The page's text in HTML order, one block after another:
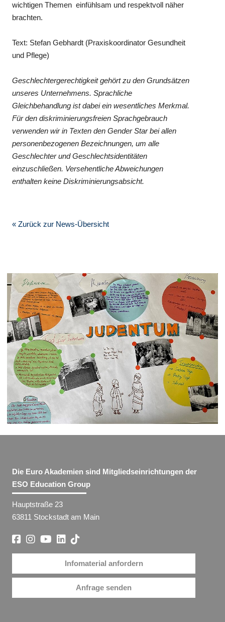
wichtigen Themen einfühlsam und respektvoll näher
brachten.
Text: Stefan Gebhardt (Praxiskoordinator Gesundheit
und Pflege)
Geschlechtergerechtigkeit gehört zu den Grundsätzen
unseres Unternehmens. Sprachliche
Gleichbehandlung ist dabei ein wesentliches Merkmal.
Für den diskriminierungsfreien Sprachgebrauch
verwenden wir in Texten den Gender Star bei allen
personenbezogenen Bezeichnungen, um alle
Geschlechter und Geschlechtsidentitäten
einzuschließen. Versehentliche Abweichungen
enthalten keine Diskriminierungsabsicht.
« Zurück zur News-Übersicht
Die Euro Akademien sind Mitgliedseinrichtungen der
ESO Education Group
Hauptstraße 23
63811 Stockstadt am Main
Infomaterial anfordern
Anfrage senden